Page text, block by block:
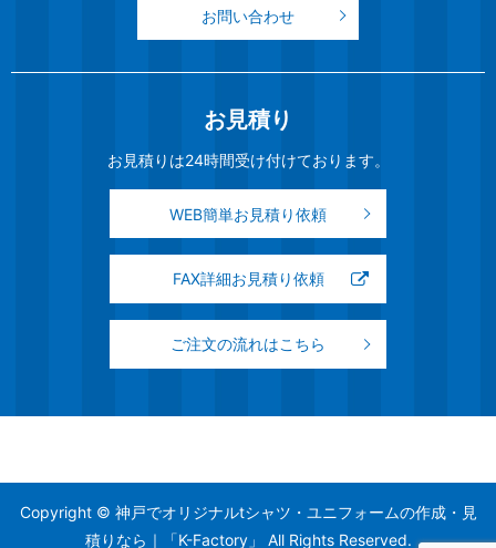
お問い合わせ
お見積り
お見積りは24時間受け付けております。
WEB簡単お見積り依頼
FAX詳細お見積り依頼
ご注文の流れはこちら
Copyright © 神戸でオリジナルtシャツ・ユニフォームの作成・見
積りなら｜「K-Factory」 All Rights Reserved.